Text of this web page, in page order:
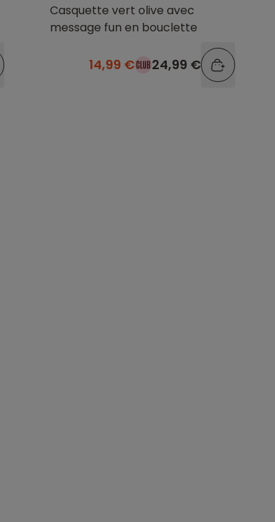
Casquette vert olive avec
message fun en bouclette
14,99 € 24,99 €